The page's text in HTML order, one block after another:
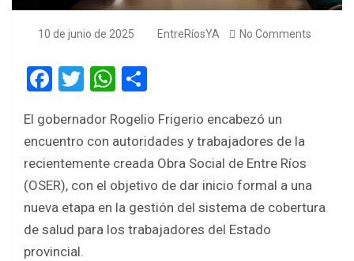
10 de junio de 2025 EntreRíosYA No Comments
F
ce
b
o
o
k
T
tt
er
W
at
s
A
p
p
ar
e
El gobernador Rogelio Frigerio encabezó un
encuentro con autoridades y trabajadores de la
recientemente creada Obra Social de Entre Ríos
(OSER), con el objetivo de dar inicio formal a una
nueva etapa en la gestión del sistema de cobertura
de salud para los trabajadores del Estado
provincial.